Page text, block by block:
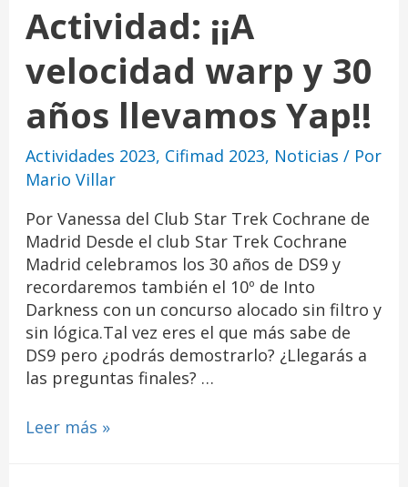
Actividad: ¡¡A
velocidad warp y 30
años llevamos Yap!!
Actividades 2023, Cifimad 2023, Noticias / Por
Mario Villar
Por Vanessa del Club Star Trek Cochrane de
Madrid Desde el club Star Trek Cochrane
Madrid celebramos los 30 años de DS9 y
recordaremos también el 10º de Into
Darkness con un concurso alocado sin filtro y
sin lógica.Tal vez eres el que más sabe de
DS9 pero ¿podrás demostrarlo? ¿Llegarás a
las preguntas finales? …
Leer más »